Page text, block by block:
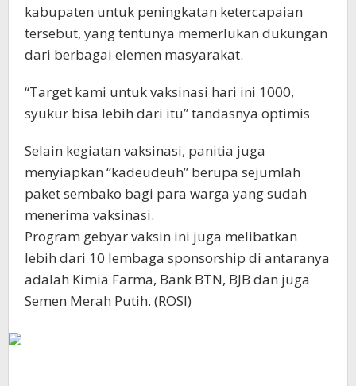
kabupaten untuk peningkatan ketercapaian
tersebut, yang tentunya memerlukan dukungan
dari berbagai elemen masyarakat.
“Target kami untuk vaksinasi hari ini 1000,
syukur bisa lebih dari itu” tandasnya optimis
Selain kegiatan vaksinasi, panitia juga
menyiapkan “kadeudeuh” berupa sejumlah
paket sembako bagi para warga yang sudah
menerima vaksinasi.
Program gebyar vaksin ini juga melibatkan
lebih dari 10 lembaga sponsorship di antaranya
adalah Kimia Farma, Bank BTN, BJB dan juga
Semen Merah Putih. (ROSI)